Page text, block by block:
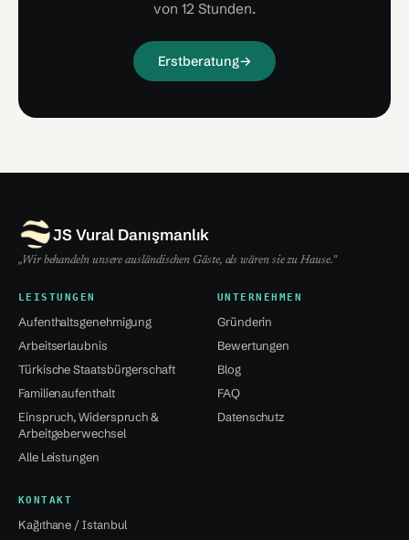
von 12 Stunden.
Erstberatung→
JS Vural Danışmanlık
„Wir behandeln unsere ausländischen Gäste, als wären sie zu Hause."
LEISTUNGEN
Aufenthaltsgenehmigung
Arbeitserlaubnis
Türkische Staatsbürgerschaft
Familienaufenthalt
Einspruch, Widerspruch &
Arbeitgeberwechsel
Alle Leistungen
UNTERNEHMEN
Gründerin
Bewertungen
Blog
FAQ
Datenschutz
KONTAKT
Kağıthane / Istanbul